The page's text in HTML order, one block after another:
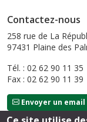
Contactez-nous
258 rue de La
97431 Plaine des
Tél. : 02 62 90 11 35
Fax : 02 62 90 11 39
Envoyer un email